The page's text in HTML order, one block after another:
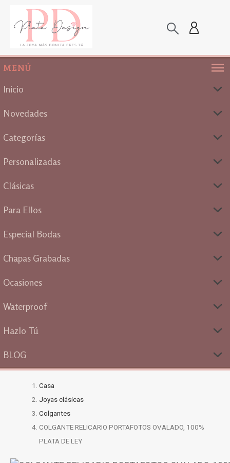
MENÚ
Inicio
Novedades
Categorías
Personalizadas
Clásicas
Para Ellos
Especial Bodas
Chapas Grabadas
Ocasiones
Waterproof
Hazlo Tú
BLOG
Casa
Joyas clásicas
Colgantes
COLGANTE RELICARIO PORTAFOTOS OVALADO, 100%
PLATA DE LEY